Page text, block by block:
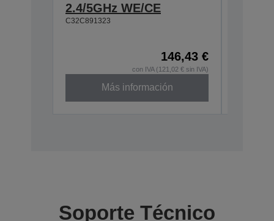
2.4/5GHz WE/CE
C32C891323
146,43 €
con IVA (121,02 € sin IVA)
Más información
Soporte Técnico